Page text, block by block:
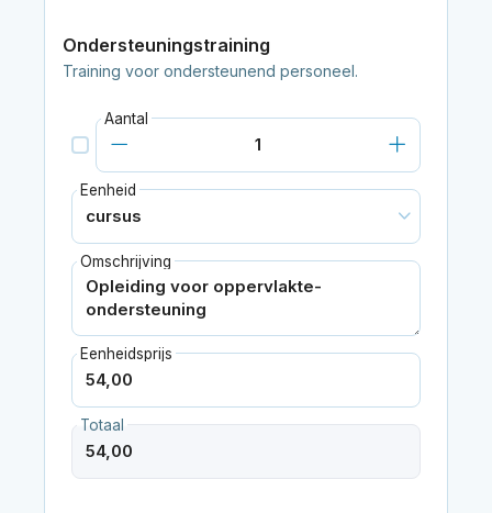
Ondersteuningstraining
Training voor ondersteunend personeel.
Aantal
Eenheid
Omschrijving
Eenheidsprijs
Totaal